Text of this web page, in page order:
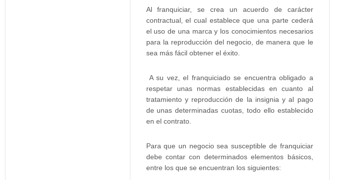
Al franquiciar, se crea un acuerdo de carácter
contractual, el cual establece que una parte cederá
el uso de una marca y los conocimientos necesarios
para la reproducción del negocio, de manera que le
sea más fácil obtener el éxito.
A su vez, el franquiciado se encuentra obligado a
respetar unas normas establecidas en cuanto al
tratamiento y reproducción de la insignia y al pago
de unas determinadas cuotas, todo ello establecido
en el contrato.
Para que un negocio sea susceptible de franquiciar
debe contar con determinados elementos básicos,
entre los que se encuentran los siguientes: